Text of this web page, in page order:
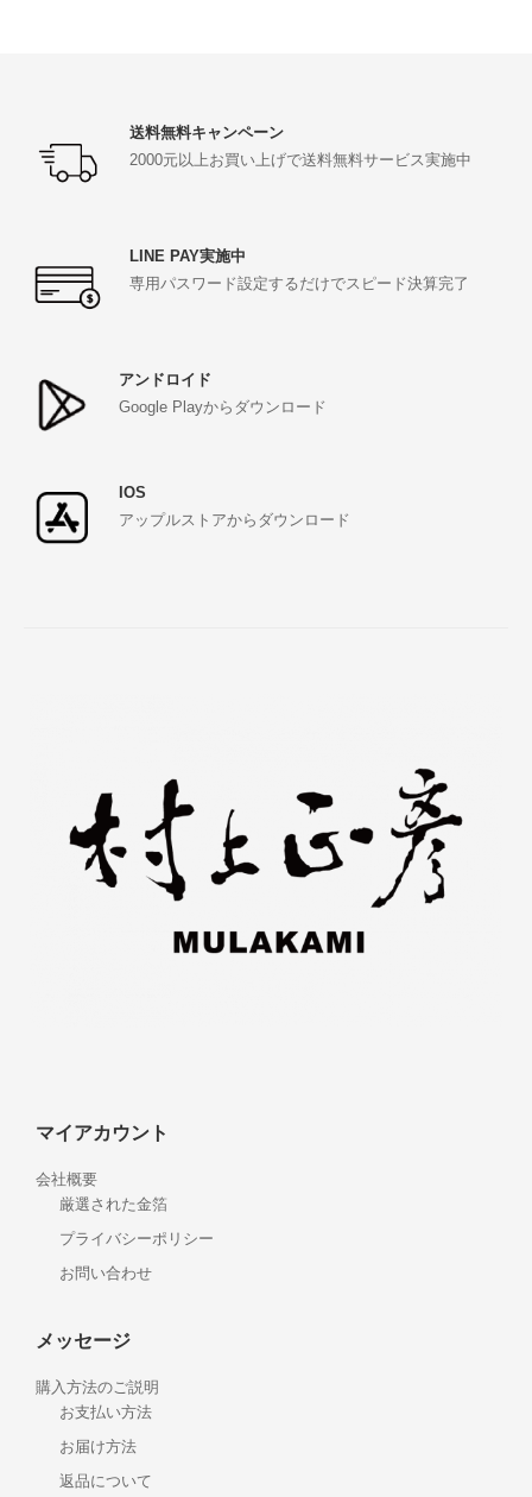
送料無料キャンペーン
2000元以上お買い上げで送料無料サービス実施中
LINE PAY実施中
専用パスワード設定するだけでスピード決算完了
アンドロイド
Google Playからダウンロード
IOS
アップルストアからダウンロード
マイアカウント
会社概要
厳選された金箔
プライバシーポリシー
お問い合わせ
メッセージ
購入方法のご説明
お支払い方法
お届け方法
返品について